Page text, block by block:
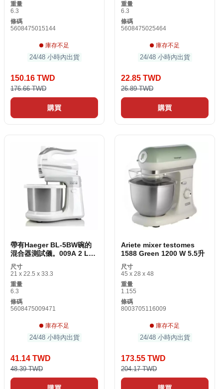
重量
6.3
條碼
5608475015144
庫存不足
24/48 小時內出貨
150.16 TWD
176.66 TWD
購買
重量
6.3
條碼
5608475025464
庫存不足
24/48 小時內出貨
22.85 TWD
26.89 TWD
購買
帶有Haeger BL-5BW碗的
混合器測試儀。009A 2 L
500 W 500W
尺寸
21 x 22.5 x 33.3
重量
6.3
條碼
5608475009471
庫存不足
24/48 小時內出貨
41.14 TWD
48.39 TWD
Ariete mixer testomes
1588 Green 1200 W 5.5升
尺寸
45 x 28 x 48
重量
1.155
條碼
8003705116009
庫存不足
24/48 小時內出貨
173.55 TWD
204.17 TWD